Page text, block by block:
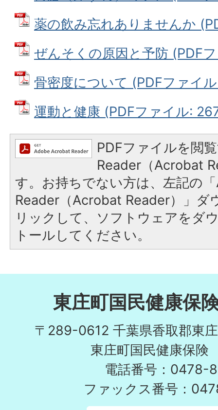
薬の飲み忘れありませんか
ぜんそくの原因と予防 (PDF
骨密度について (PDFファイ
運動と健康 (PDFファイル:
PDFファイルを閲
Reader（Acrobat
す。お持ちでない方は、左記の
Reader（Acrobat Reader）」ダ
リックして、ソフトウェアをダ
トールしてください。
東庄町国民健康保
〒289-0612 千葉県香取郡東
東庄町国民健康保
電話番号：0478-
ファックス番号：